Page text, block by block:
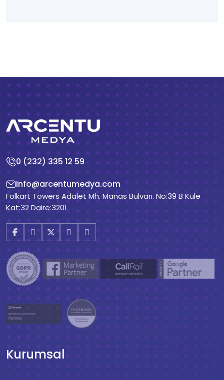
0 (232) 335 12 59
info@arcentumedya.com
Folkart Towers Adalet Mh. Manas Bulvarı. No:39 B Kule
Kat:32 Daire:3201
Kurumsal